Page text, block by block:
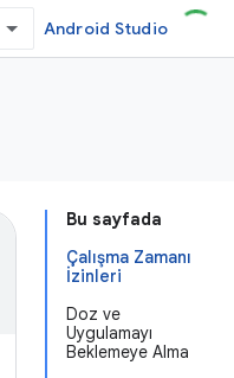
Android Studio
Bu sayfada
Çalışma Zamanı
İzinleri
Doz ve
Uygulamayı
Beklemeye Alma